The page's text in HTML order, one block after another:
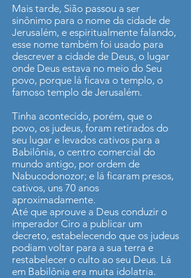
Mais tarde, Sião passou a ser
sinônimo para o nome da cidade de
Jerusalém, e espiritualmente falando,
esse nome também foi usado para
descrever a cidade de Deus, o lugar
onde Deus estava no meio do Seu
povo, porque lá ficava o templo, o
famoso templo de Jerusalém.
Tinha acontecido, porém, que o
povo, os judeus, foram retirados do
seu lugar e levados cativos para a
Babilônia, o centro comercial do
mundo antigo, por ordem de
Nabucodonozor; e lá ficaram presos,
cativos, uns 70 anos
aproximadamente.
Até que aprouve a Deus conduzir o
imperador Ciro a publicar um
decreto, estabelecendo que os judeus
podiam voltar para a sua terra e
restabelecer o culto ao seu Deus. Lá
em Babilônia era muita idolatria.